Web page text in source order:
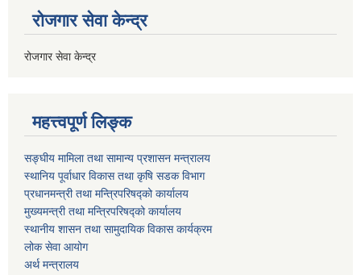
रोजगार सेवा केन्द्र
रोजगार सेवा केन्द्र
महत्त्वपूर्ण लिङ्क
सङ्घीय मामिला तथा सामान्य प्रशासन मन्त्रालय
स्थानिय पूर्वाधार विकास तथा कृषि सडक विभाग
प्रधानमन्त्री तथा मन्त्रिपरिषद्को कार्यालय
मुख्यमन्त्री तथा मन्त्रिपरिषद्को कार्यालय
स्थानीय शासन तथा सामुदायिक विकास कार्यक्रम
लोक सेवा आयोग
अर्थ मन्त्रालय